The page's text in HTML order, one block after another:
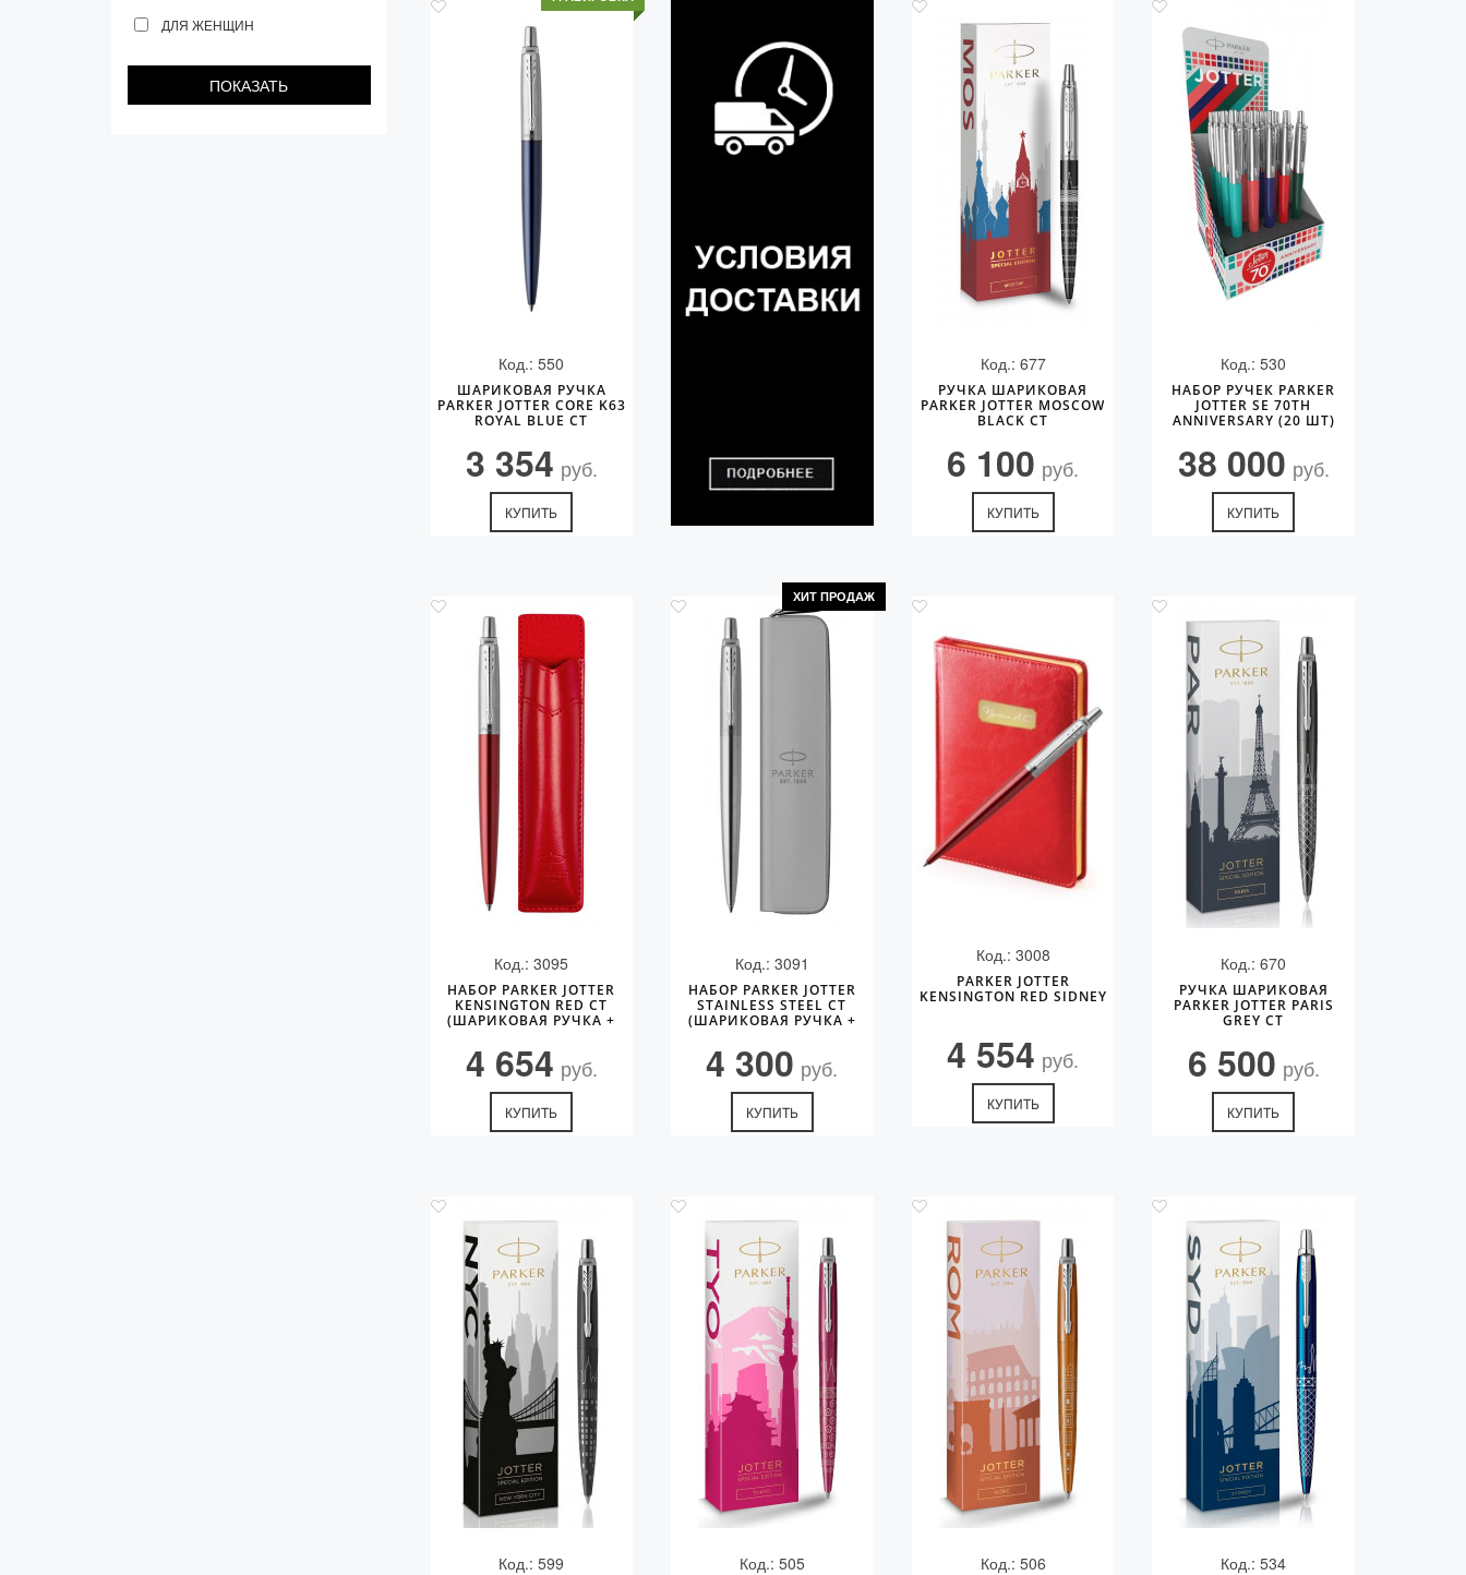
ДЛЯ ЖЕНЩИН
Код.: 550
ШАРИКОВАЯ РУЧКА
PARKER JOTTER CORE K63
ROYAL BLUE CT
3 354 руб.
КУПИТЬ
Код.: 677
РУЧКА ШАРИКОВАЯ
PARKER JOTTER MOSCOW
BLACK CT
6 100 руб.
КУПИТЬ
Код.: 530
НАБОР РУЧЕК PARKER
JOTTER SE 70TH
ANNIVERSARY (20 ШТ)
38 000 руб.
КУПИТЬ
Код.: 3095
НАБОР PARKER JOTTER
KENSINGTON RED CT
(ШАРИКОВАЯ РУЧКА +
4 654 руб.
КУПИТЬ
ХИТ ПРОДАЖ
Код.: 3091
НАБОР PARKER JOTTER
STAINLESS STEEL CT
(ШАРИКОВАЯ РУЧКА +
4 300 руб.
КУПИТЬ
Код.: 3008
PARKER JOTTER
KENSINGTON RED SIDNEY
4 554 руб.
КУПИТЬ
Код.: 670
РУЧКА ШАРИКОВАЯ
PARKER JOTTER PARIS
GREY CT
6 500 руб.
КУПИТЬ
Код.: 599 Код.: 505 Код.: 506 Код.: 534